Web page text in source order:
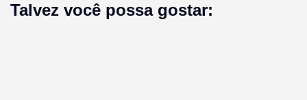
Talvez você possa gostar: